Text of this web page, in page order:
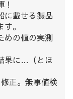
に載せる製品
。
めの値の実測
果に…（とほ
正。無事値検